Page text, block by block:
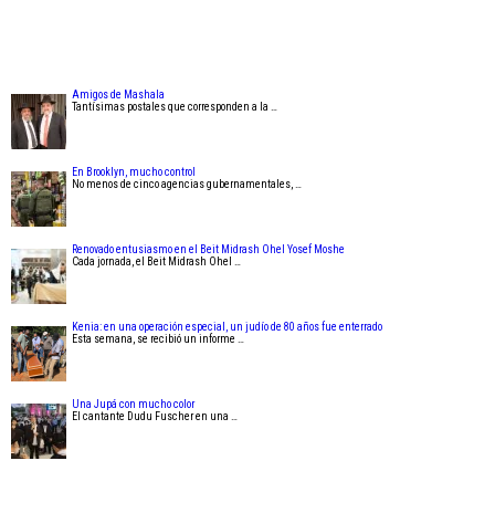
Amigos de Mashala
Tantísimas postales que corresponden a la …
En Brooklyn, mucho control
No menos de cinco agencias gubernamentales, …
Renovado entusiasmo en el Beit Midrash Ohel Yosef Moshe
Cada jornada, el Beit Midrash Ohel …
Kenia: en una operación especial, un judío de 80 años fue enterrado
Esta semana, se recibió un informe …
Una Jupá con mucho color
El cantante Dudu Fuscher en una …